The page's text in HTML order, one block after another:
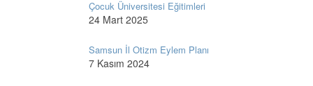
Çocuk Üniversitesi Eğitimleri
24 Mart 2025
Samsun İl Otizm Eylem Planı
7 Kasım 2024